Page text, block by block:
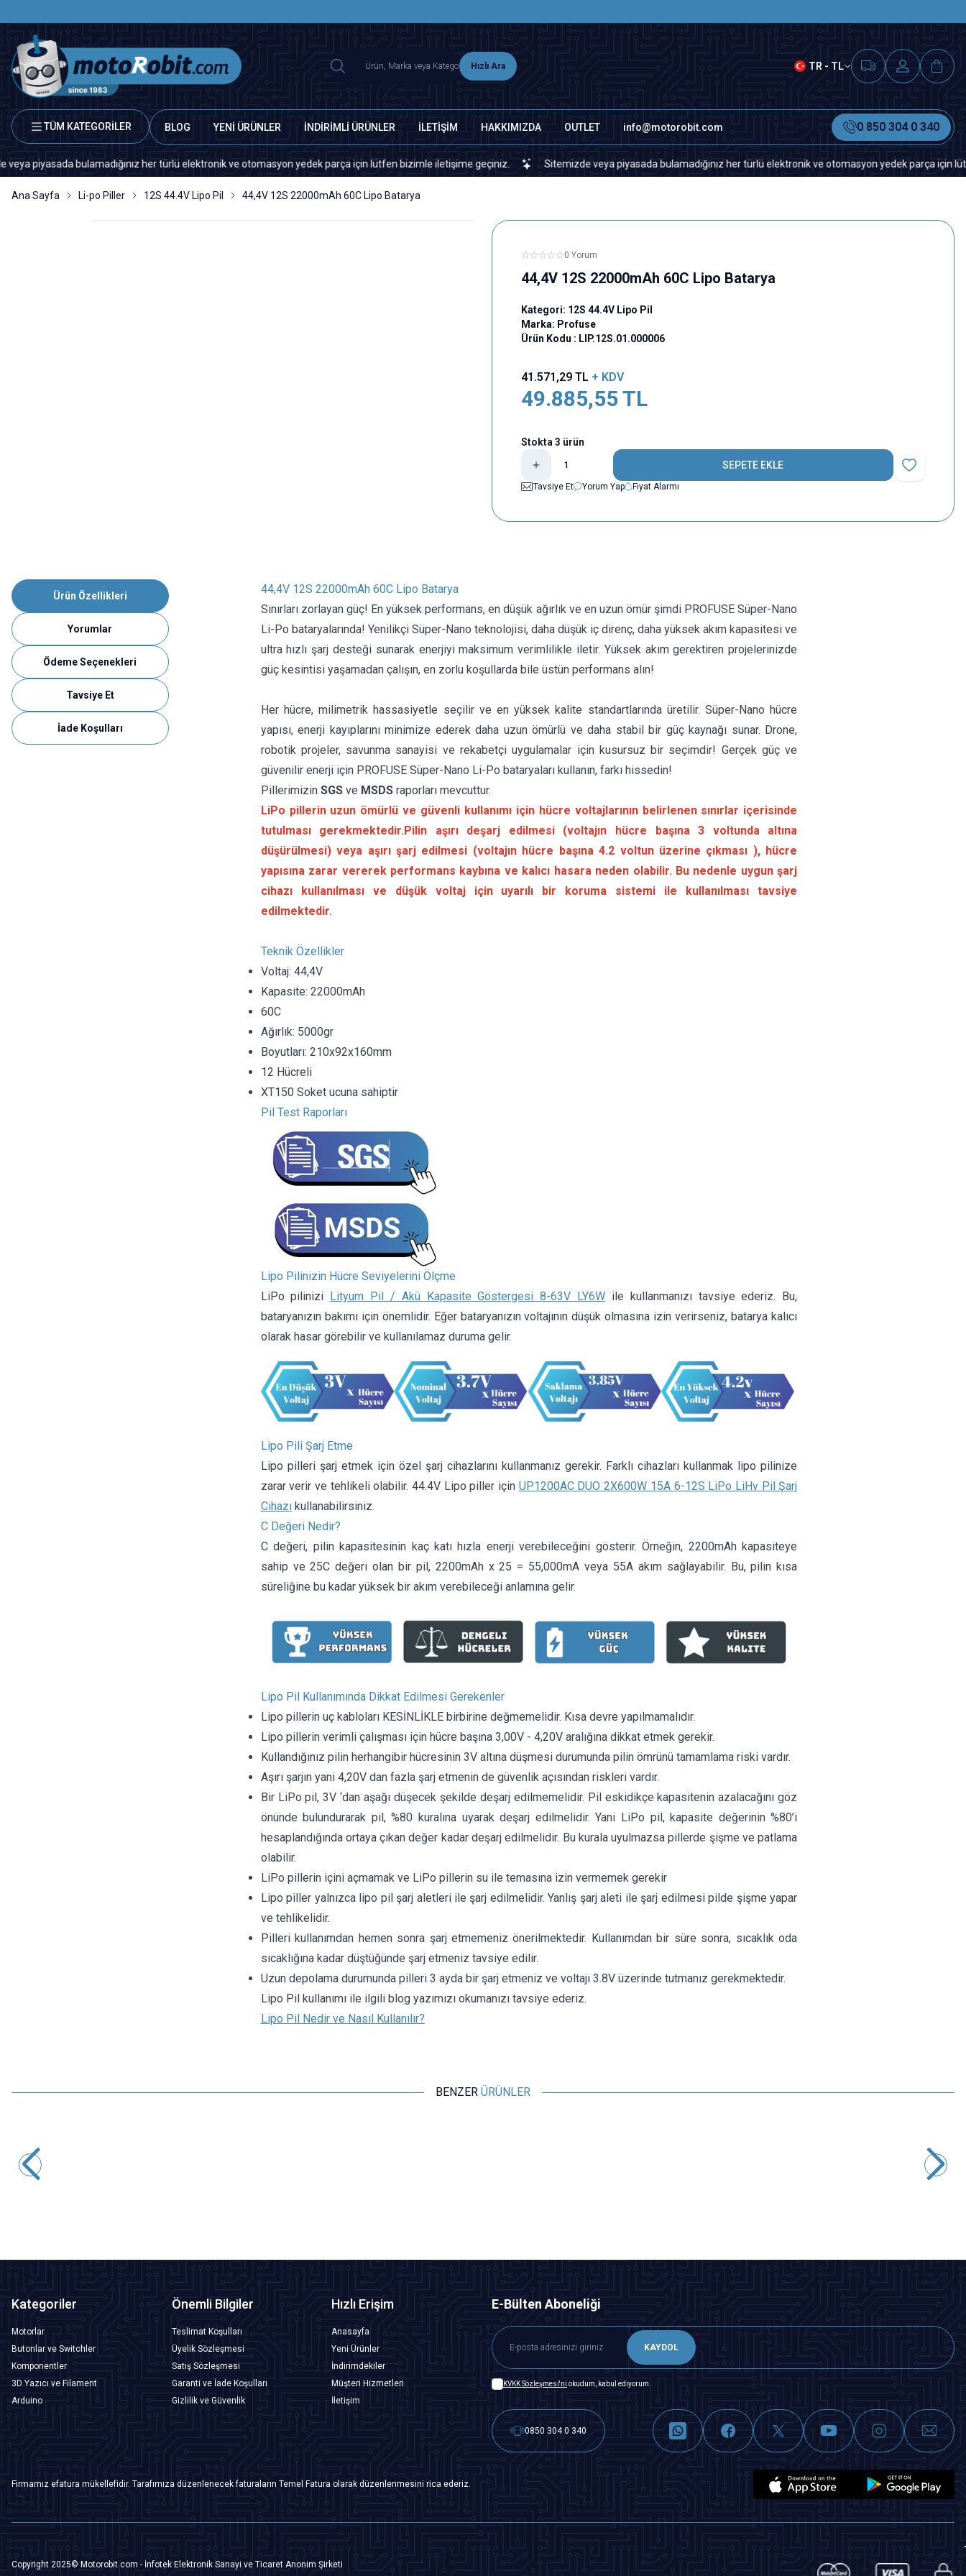
Hızlı Ara TR - TL
TÜM KATEGORİLER BLOG YENİ ÜRÜNLER İNDİRİMLİ ÜRÜNLER İLETİŞİM HAKKIMIZDA OUTLET info@motorobit.com 0 850 304 0 340
bulamadığınız her türlü elektronik ve otomasyon yedek parça için lütfen bizimle iletişime geçiniz. Sitemizde veya piyasada bulamadığınız her türlü elektronik ve otomasyon yedek parça için lütfen
Ana Sayfa Li-po Piller 12S 44.4V Lipo Pil 44,4V 12S 22000mAh 60C Lipo Batarya
0 Yorum
44,4V 12S 22000mAh 60C Lipo Batarya
Kategori: 12S 44.4V Lipo Pil
Marka: Profuse
Ürün Kodu : LIP.12S.01.000006
41.571,29TL + KDV
49.885,55TL
Stokta 3 ürün
SEPETE EKLE
Favoriye Ekle
Tavsiye Et
Yorum Yap Fiyat Alarmı
Ürün Özellikleri
Yorumlar
Ödeme Seçenekleri
Tavsiye Et
İade Koşulları
44,4V 12S 22000mAh 60C Lipo Batarya
Sınırları zorlayan güç! En yüksek performans, en düşük ağırlık ve en uzun ömür şimdi PROFUSE Süper-Nano
Li-Po bataryalarında! Yenilikçi Süper-Nano teknolojisi, daha düşük iç direnç, daha yüksek akım kapasitesi ve
ultra hızlı şarj desteği sunarak enerjiyi maksimum verimlilikle iletir. Yüksek akım gerektiren projelerinizde
güç kesintisi yaşamadan çalışın, en zorlu koşullarda bile üstün performans alın!
Her hücre, milimetrik hassasiyetle seçilir ve en yüksek kalite standartlarında üretilir. Süper-Nano hücre
yapısı, enerji kayıplarını minimize ederek daha uzun ömürlü ve daha stabil bir güç kaynağı sunar. Drone,
robotik projeler, savunma sanayisi ve rekabetçi uygulamalar için kusursuz bir seçimdir! Gerçek güç ve
güvenilir enerji için PROFUSE Süper-Nano Li-Po bataryaları kullanın, farkı hissedin!
Pillerimizin SGSve MSDSraporları mevcuttur.
LiPo pillerin uzun ömürlü ve güvenli kullanımı için hücre voltajlarının belirlenen sınırlar içerisinde
tutulması gerekmektedir.Pilin aşırı deşarj edilmesi (voltajın hücre başına 3 voltunda altına
düşürülmesi) veya aşırı şarj edilmesi (voltajın hücre başına 4.2 voltun üzerine çıkması ), hücre
yapısına zarar vererek performans kaybına ve kalıcı hasara neden olabilir. Bu nedenle uygun şarj
cihazı kullanılması ve düşük voltaj için uyarılı bir koruma sistemi ile kullanılması tavsiye
edilmektedir.
Teknik Özellikler
Voltaj: 44,4V
Kapasite: 22000mAh
60C
Ağırlık: 5000gr
Boyutları: 210x92x160mm
12 Hücreli
XT150 Soket ucuna sahiptir
Pil Test Raporları
Lipo Pilinizin Hücre Seviyelerini Ölçme
LiPo pilinizi Lityum Pil / Akü Kapasite Göstergesi 8-63V LY6W ile kullanmanızı tavsiye ederiz. Bu,
bataryanızın bakımı için önemlidir. Eğer bataryanızın voltajının düşük olmasına izin verirseniz, batarya kalıcı
olarak hasar görebilir ve kullanılamaz duruma gelir.
Lipo Pili Şarj Etme
Lipo pilleri şarj etmek için özel şarj cihazlarını kullanmanız gerekir. Farklı cihazları kullanmak lipo pilinize
zarar verir ve tehlikeli olabilir. 44.4V Lipo piller için UP1200AC DUO 2X600W 15A 6-12S LiPo LiHv Pil Şarj
Cihazıkullanabilirsiniz.
C Değeri Nedir?
C değeri, pilin kapasitesinin kaç katı hızla enerji verebileceğini gösterir. Örneğin, 2200mAh kapasiteye
sahip ve 25C değeri olan bir pil, 2200mAh x 25 = 55,000mA veya 55A akım sağlayabilir. Bu, pilin kısa
süreliğine bu kadar yüksek bir akım verebileceği anlamına gelir.
Lipo Pil Kullanımında Dikkat Edilmesi Gerekenler
Lipo pillerin uç kabloları KESİNLİKLE birbirine değmemelidir. Kısa devre yapılmamalıdır.
Lipo pillerin verimli çalışması için hücre başına 3,00V - 4,20V aralığına dikkat etmek gerekir.
Kullandığınız pilin herhangibir hücresinin 3V altına düşmesi durumunda pilin ömrünü tamamlama riski vardır.
Aşırı şarjın yani 4,20V dan fazla şarj etmenin de güvenlik açısından riskleri vardır.
Bir LiPo pil, 3V ‘dan aşağı düşecek şekilde deşarj edilmemelidir. Pil eskidikçe kapasitenin azalacağını göz
önünde bulundurarak pil, %80 kuralına uyarak deşarj edilmelidir. Yani LiPo pil, kapasite değerinin %80’i
hesaplandığında ortaya çıkan değer kadar deşarj edilmelidir. Bu kurala uyulmazsa pillerde şişme ve patlama
olabilir.
LiPo pillerin içini açmamak ve LiPo pillerin su ile temasına izin vermemek gerekir
Lipo piller yalnızca lipo pil şarj aletleri ile şarj edilmelidir. Yanlış şarj aleti ile şarj edilmesi pilde şişme yapar
ve tehlikelidir.
Pilleri kullanımdan hemen sonra şarj etmemeniz önerilmektedir. Kullanımdan bir süre sonra, sıcaklık oda
sıcaklığına kadar düştüğünde şarj etmeniz tavsiye edilir.
Uzun depolama durumunda pilleri 3 ayda bir şarj etmeniz ve voltajı 3.8V üzerinde tutmanız gerekmektedir.
Lipo Pil kullanımı ile ilgili blog yazımızı okumanızı tavsiye ederiz.
Lipo Pil Nedir ve Nasıl Kullanılır?
BENZER ÜRÜNLER
Kategoriler
Motorlar
Butonlar ve Switchler
Komponentler
3D Yazıcı ve Filament
Arduino
Önemli Bilgiler
Teslimat Koşulları
Üyelik Sözleşmesi
Satış Sözleşmesi
Garanti ve İade Koşulları
Gizlilik ve Güvenlik
Hızlı Erişim
Anasayfa
Yeni Ürünler
İndirimdekiler
Müşteri Hizmetleri
İletişim
E-Bülten Aboneliği
KAYDOL
KVKK Sözleşmesi'ni okudum, kabul ediyorum.
0850 304 0 340
Firmamız efatura mükellefidir. Tarafımıza düzenlenecek faturaların Temel Fatura olarak düzenlenmesini rica ederiz.
Copyright 2025© Motorobit.com - İnfotek Elektronik Sanayi ve Ticaret Anonim Şirketi